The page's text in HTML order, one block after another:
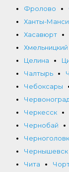
Фролово
Ханты-
Хасавюрт
Хмельницкий
Целина
Чалтырь
Чебоксары
Червоноград
Черкесск
Чернобай
Чернышевск
Чита